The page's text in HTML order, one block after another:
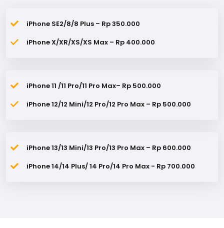
iPhone SE2/8/8 Plus – Rp 350.000
iPhone X/XR/XS/XS Max – Rp 400.000
iPhone 11 /11 Pro/11 Pro Max– Rp 500.000
iPhone 12/12 Mini/12 Pro/12 Pro Max – Rp 500.000
iPhone 13/13 Mini/13 Pro/13 Pro Max – Rp 600.000
iPhone 14/14 Plus/ 14 Pro/14 Pro Max - Rp 700.000